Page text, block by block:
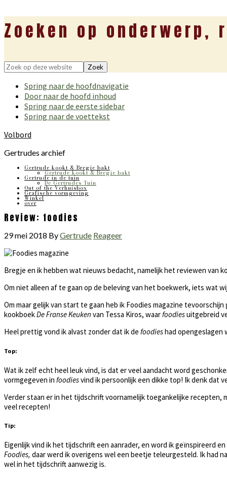
Zoeken op onderwerp,
Zoek
deze
website
Spring naar de hoofdnavigatie
Door naar de hoofd inhoud
Spring naar de eerste sidebar
Spring naar de voettekst
Volbord
Gertrudes archief
Gertrude kookt & Bregje bakt
Gertrude kookt & Bregje bakt
Gertrude in de tuin
De Gertrudes Tuin
Out of the Verhuisbox
Grafische vormgeving
Winkel
over
Review: foodies
29 mei 2018 ByGertrude Reageer
Bregje en ik hebben wat nieuws bedacht, namelijk het reviewen van
Om niet alleen af te gaan op de beleving van het boekwerk, iets wat
Om maar gelijk van start te gaan heb ik Foodies magazine
kookboekDe Franse Keuken van Tessa Kiros, waarfoodiesuitgebreid
Heel prettig vond ik alvast zonder dat ik de foodieshad opengeslagen
Top:
Wat ik zelf echt heel leuk vind, is dat er veel aandacht word
vormgegeven in foodiesvind ik persoonlijk een dikke top! Ik denk dat
Verder staan er in het tijdschrift voornamelijk toegankelijke recepten,
veel recepten!
Tip:
Eigenlijk vind ik het tijdschrift een aanrader, en word ik geïnspireerd
Foodies, daar werd ik overigens wel een beetje teleurgesteld. Ik had
wel in het tijdschrift aanwezig is.